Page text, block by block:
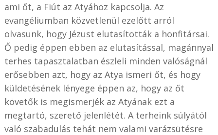
ami őt, a Fiút az Atyához kapcsolja. Az
evangéliumban közvetlenül ezelőtt arról
olvasunk, hogy Jézust elutasították a honfitársai.
Ő pedig éppen ebben az elutasítással, magánnyal
terhes tapasztalatban észleli minden valóságnál
erősebben azt, hogy az Atya ismeri őt, és hogy
küldetésének lényege éppen az, hogy az őt
követők is megismerjék az Atyának ezt a
megtartó, szerető jelenlétét. A terheink súlyától
való szabadulás tehát nem valami varázsütésre